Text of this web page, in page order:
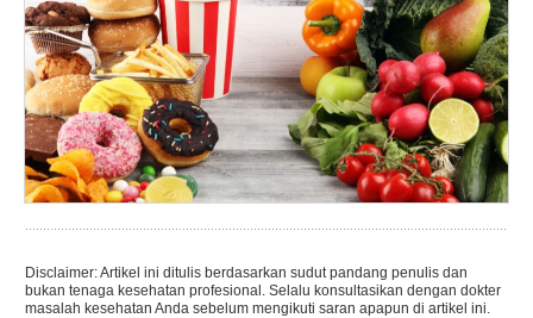
Disclaimer: Artikel ini ditulis berdasarkan sudut pandang penulis dan
bukan tenaga kesehatan profesional. Selalu konsultasikan dengan dokter
masalah kesehatan Anda sebelum mengikuti saran apapun di artikel ini.